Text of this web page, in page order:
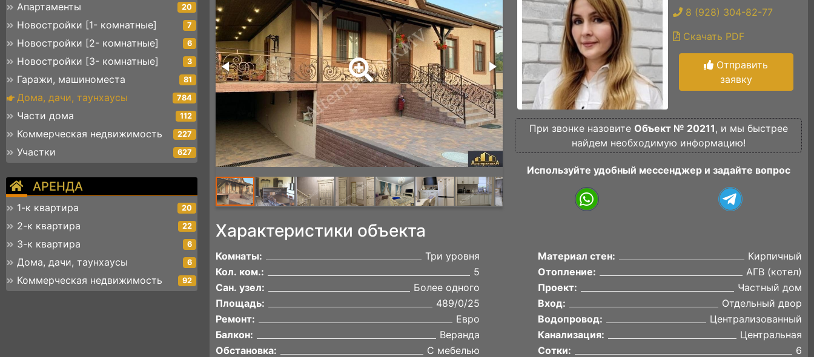
Апартаменты 20
Новостройки [1- комнатные] 7
Новостройки [2- комнатные] 6
Новостройки [3- комнатные] 3
Гаражи, машиноместа 81
Дома, дачи, таунхаусы 784
Части дома 112
Коммерческая недвижимость 227
Участки 627
АРЕНДА
1-к квартира 20
2-к квартира 22
3-к квартира 6
Дома, дачи, таунхаусы 6
Коммерческая недвижимость 92
8 (928) 304-82-77
Скачать PDF
Отправить
заявку
При звонке назовите Объект № 20211 , и мы быстрее
найдем необходимую информацию!
Используйте удобный мессенджер и задайте вопрос
Характеристики объекта
Комнаты:
Три уровня
Кол. ком.:
5
Сан. узел:
Более одного
Площадь:
489/0/25
Ремонт:
Евро
Балкон:
Веранда
Обстановка:
С мебелью
Материал стен:
Кирпичный
Отопление:
АГВ (котел)
Проект:
Частный дом
Вход:
Отдельный двор
Водопровод:
Централизованный
Канализация:
Центральная
Сотки:
6